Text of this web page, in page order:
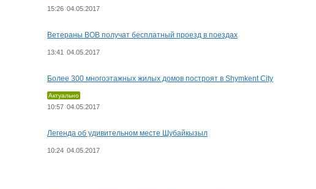
15:26 04.05.2017
Ветераны ВОВ получат бесплатный проезд в поездах
13:41 04.05.2017
Более 300 многоэтажных жилых домов построят в Shymkent City
Актуально
10:57 04.05.2017
Легенда об удивительном месте Шубайкызыл
10:24 04.05.2017